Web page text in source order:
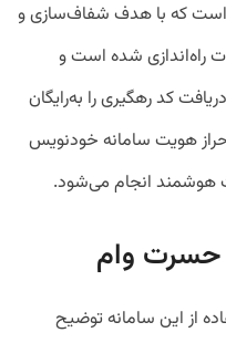
است که با هدف شفاف‌سازی و
راه‌اندازی شده است و
کد رهگیری را به‌رایگان
هویت سامانه خودنویس
هوشمند انجام می‌شود.
حسرت وام
از این سامانه توضیح